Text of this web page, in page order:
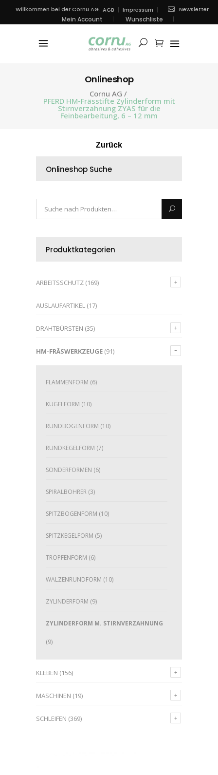
Willkommen bei der Cornu AG. AGB Impressum Newsletter
Mein Account Wunschliste
Onlineshop
Cornu AG /
PFERD HM-Frässtifte Zylinderform mit
Stirnverzahnung ZYAS für die
Feinbearbeitung, 6 – 12 mm
Zurück
Onlineshop Suche
Produktkategorien
ARBEITSSCHUTZ (169)
AUSLAUFARTIKEL (17)
DRAHTBÜRSTEN (35)
HM-FRÄSWERKZEUGE (91)
FLAMMENFORM (6)
KUGELFORM (10)
RUNDBOGENFORM (10)
RUNDKEGELFORM (7)
SONDERFORMEN (6)
SPIRALBOHRER (3)
SPITZBOGENFORM (10)
SPITZKEGELFORM (5)
TROPFENFORM (6)
WALZENRUNDFORM (10)
ZYLINDERFORM (9)
ZYLINDERFORM M. STIRNVERZAHNUNG
(9)
KLEBEN (156)
MASCHINEN (19)
SCHLEIFEN (369)